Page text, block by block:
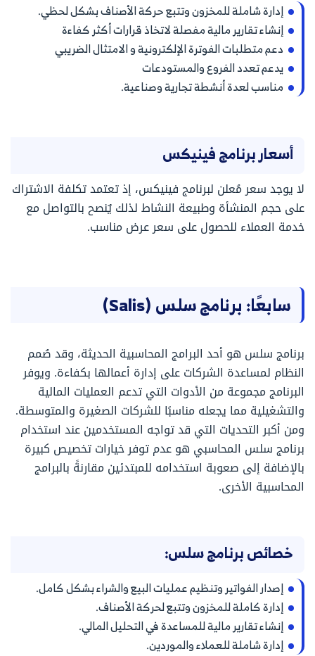
إدارة شاملة للمخزون وتتبع حركة الأصناف بشكل لحظي.
إنشاء تقارير مالية مفصلة لاتخاذ قرارات أكثر كفاءة
دعم متطلبات الفوترة الإلكترونية و الامتثال الضريبي
يدعم تعدد الفروع والمستودعات
مناسب لعدة أنشطة تجارية وصناعية.
أسعار برنامج فينيكس
لا يوجد سعر مُعلن لبرنامج فينيكس، إذ تعتمد تكلفة الاشتراك
على حجم المنشأة وطبيعة النشاط لذلك يٌنصح بالتواصل مع
خدمة العملاء للحصول على سعر عرض مناسب.
سابعًا: برنامج سلس (Salis)
برنامج سلس هو أحد البرامج المحاسبية الحديثة، وقد صُمم
النظام لمساعدة الشركات على إدارة أعمالها بكفاءة. ويوفر
البرنامج مجموعة من الأدوات التي تدعم العمليات المالية
والتشغيلية مما يجعله مناسبًا للشركات الصغيرة والمتوسطة.
ومن أكبر التحديات التي قد تواجه المستخدمين عند استخدام
برنامج سلس المحاسبي هو عدم توفر خيارات تخصيص كبيرة
بالإضافة إلى صعوبة استخدامه للمبتدئين مقارنةً بالبرامج
المحاسبية الأخرى.
خصائص برنامج سلس:
إصدار الفواتير وتنظيم عمليات البيع والشراء بشكل كامل.
إدارة كاملة للمخزون وتتبع لحركة الأصناف.
إنشاء تقارير مالية للمساعدة في التحليل المالي.
إدارة شاملة للعملاء والموردين.